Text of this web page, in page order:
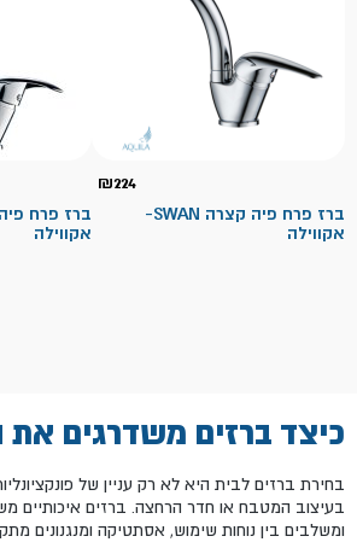
₪224
ברז פרח פיה קצרה SWAN-
אקווילה
אקווילה
כיצד ברזים משדרגים את
בחירת ברזים לבית היא לא רק עניין של
בעיצוב המטבח או חדר הרחצה. ברזים איכותיים
ומשלבים בין נוחות שימוש, אסתטיקה ומנגנונים